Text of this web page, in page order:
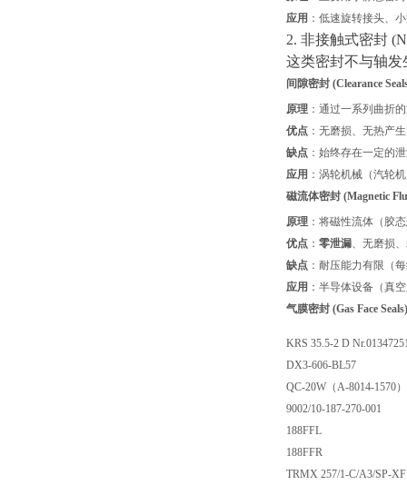
应用 ：低速旋转接头、
2. 非接触式密封
这类密封不与轴
间隙密封 (Clearance
原理 ：通过一系列曲折
优点 ：无磨损、无热产
缺点 ：始终存在一定的
应用 ：涡轮机械（汽轮
磁流体密封 (Magnetic
原理 ：将磁性流体（胶
优点 ： 零泄漏、无磨损
缺点 ：耐压能力有限（
应用 ：半导体设备（真
气膜密封 (Gas Face Seals)
KRS 35.5-2 D
DX3-606-BL57
QC-20W（A-8014-1570）
9002/10-187-270-001
188FFL
188FFR
TRMX 257/1-C/A3/SP-